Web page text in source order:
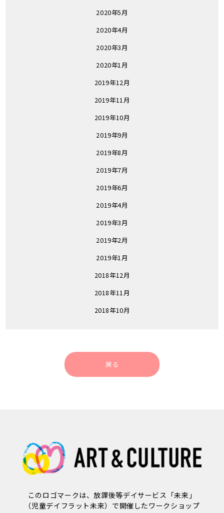
2020年5月
2020年4月
2020年3月
2020年1月
2019年12月
2019年11月
2019年10月
2019年9月
2019年8月
2019年7月
2019年6月
2019年4月
2019年3月
2019年2月
2019年1月
2018年12月
2018年11月
2018年10月
戻る
このロゴマークは、放課後等デイサービス「未来」
（児童デイフラット未来）で開催したワークショップ